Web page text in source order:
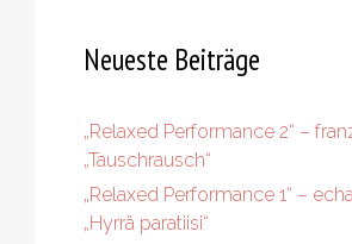
Neueste Beiträge
„Relaxed Performance 2“ –
„Tauschrausch“
„Relaxed Performance 1“ –
„Hyrrä paratiisi“